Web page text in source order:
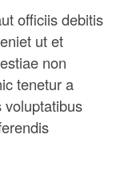
officiis debitis
ut et
non
tenetur a
voluptatibus